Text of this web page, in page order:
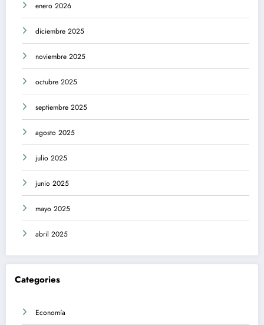
enero 2026
diciembre 2025
noviembre 2025
octubre 2025
septiembre 2025
agosto 2025
julio 2025
junio 2025
mayo 2025
abril 2025
Categories
Economía